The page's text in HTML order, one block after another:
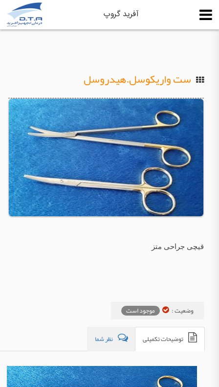
آفرید گروپ
ست واریکوسل.هیدروسل
قیچی جراحی متز
وضعیت : موجود است
توضیحات تکمیلی نظر شما